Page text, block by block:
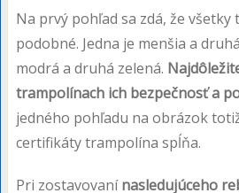
Na prvý pohľad sa zdá, že
podobné. Jedna je menšia a
modrá a druhá zelená.
trampolínach ich bezpečnosť a
jedného pohľadu na obrázok
certifikáty trampolína spĺňa.
Pri zostavovanínasledujúceho